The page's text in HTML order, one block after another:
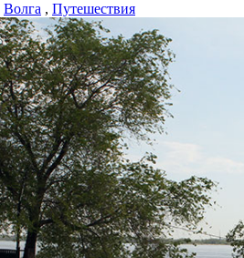
Волга , Путешествия